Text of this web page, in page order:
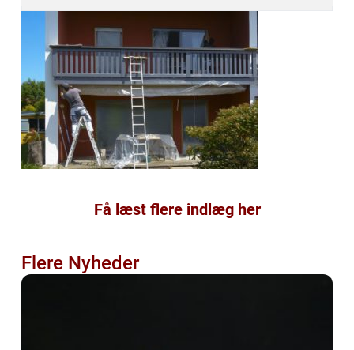
Få læst flere indlæg her
Flere Nyheder